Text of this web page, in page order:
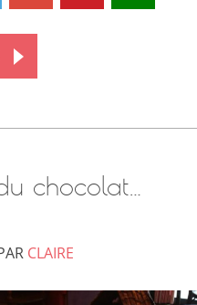
chocolat…
CLAIRE